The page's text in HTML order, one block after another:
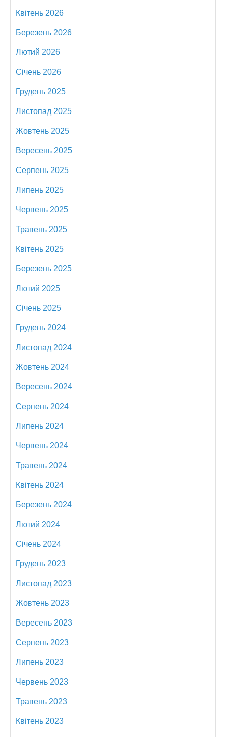
Квітень 2026
Березень 2026
Лютий 2026
Січень 2026
Грудень 2025
Листопад 2025
Жовтень 2025
Вересень 2025
Серпень 2025
Липень 2025
Червень 2025
Травень 2025
Квітень 2025
Березень 2025
Лютий 2025
Січень 2025
Грудень 2024
Листопад 2024
Жовтень 2024
Вересень 2024
Серпень 2024
Липень 2024
Червень 2024
Травень 2024
Квітень 2024
Березень 2024
Лютий 2024
Січень 2024
Грудень 2023
Листопад 2023
Жовтень 2023
Вересень 2023
Серпень 2023
Липень 2023
Червень 2023
Травень 2023
Квітень 2023